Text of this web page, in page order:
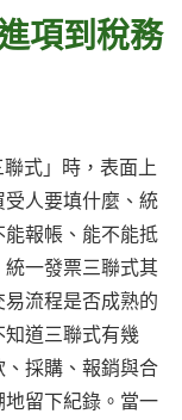
項到稅務
式」時，表面上
人要填什麼、統
報帳、能不能抵
一發票三聯式其
流程是否成熟的
道三聯式有幾
採購、報銷與合
留下紀錄。當一